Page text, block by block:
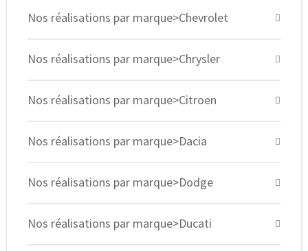
Nos réalisations par marque>Chevrolet
Nos réalisations par marque>Chrysler
Nos réalisations par marque>Citroen
Nos réalisations par marque>Dacia
Nos réalisations par marque>Dodge
Nos réalisations par marque>Ducati